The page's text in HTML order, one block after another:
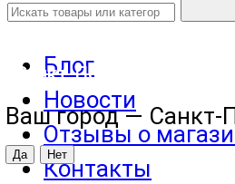
Санкт-Петербург
Ваш город — Санкт-
Блог
Новости
Отзывы о
Контакты